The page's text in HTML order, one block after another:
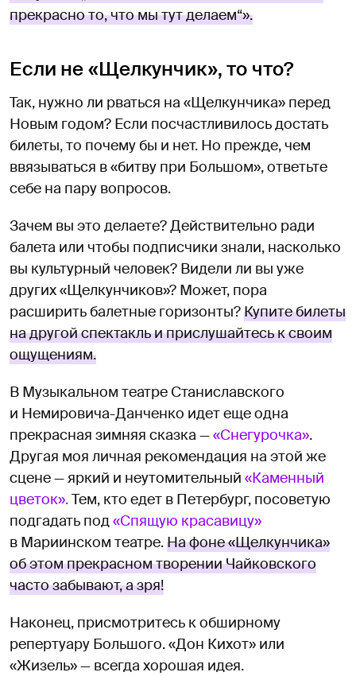
прекрасно то, что мы тут делаем“».
Если не «Щелкунчик», то что?
Так, нужно ли рваться на «Щелкунчика» перед
Новым годом? Если посчастливилось достать
билеты, то почему бы и нет. Но прежде, чем
ввязываться в «битву при Большом», ответьте
себе на пару вопросов.
Зачем вы это делаете? Действительно ради
балета или чтобы подписчики знали, насколько
вы культурный человек? Видели ли вы уже
других «Щелкунчиков»? Может, пора
расширить балетные горизонты?Купите билеты
на другой спектакль и прислушайтесь к своим
ощущениям.
В Музыкальном театре Станиславского
и Немировича-Данченко идет еще одна
прекрасная зимняя сказка —«Снегурочка».
Другая моя личная рекомендация на этой же
сцене — яркий и неутомительный «Каменный
цветок».Тем, кто едет в Петербург, посоветую
подгадать под«Спящую красавицу»
в Мариинском театре.На фоне «Щелкунчика»
об этом прекрасном творении Чайковского
часто забывают, а зря!
Наконец, присмотритесь к обширному
репертуару Большого. «Дон Кихот» или
«Жизель» — всегда хорошая идея.